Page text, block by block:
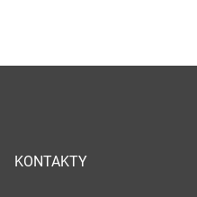
KONTAKTY